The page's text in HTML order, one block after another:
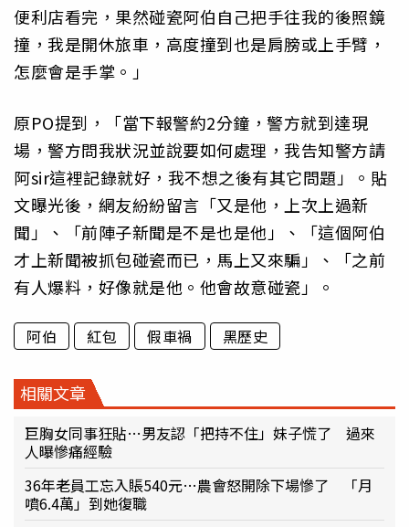
便利店看完，果然碰瓷阿伯自己把手往我的後照鏡
撞，我是開休旅車，高度撞到也是肩膀或上手臂，
怎麼會是手掌。」
原PO提到，「當下報警約2分鐘，警方就到達現
場，警方問我狀況並說要如何處理，我告知警方請
阿sir這裡記錄就好，我不想之後有其它問題」。貼
文曝光後，網友紛紛留言「又是他，上次上過新
聞」、「前陣子新聞是不是也是他」、「這個阿伯
才上新聞被抓包碰瓷而已，馬上又來騙」、「之前
有人爆料，好像就是他。他會故意碰瓷」。
阿伯 紅包 假車禍 黑歷史
相關文章
巨胸女同事狂貼…男友認「把持不住」妹子慌了 過來
人曝慘痛經驗
36年老員工忘入賬540元…農會怒開除下場慘了 「月
噴6.4萬」到她復職